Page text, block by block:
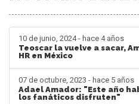
10 de junio, 2024 - hace 4 años
Teoscar la vuelve a sacar,
HR en México
07 de octubre, 2023 - hace 5 años
Adael Amador: "Este año
los fanáticos disfruten"